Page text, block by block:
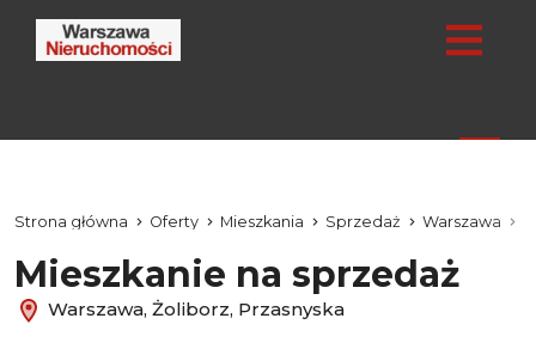
Strona główna Oferty Mieszkania Sprzedaż Warszawa
Mieszkanie na sprzedaż
Warszawa, Żoliborz, Przasnyska